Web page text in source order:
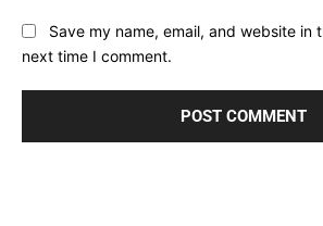
Save my name, email, and website in
next time I comment.